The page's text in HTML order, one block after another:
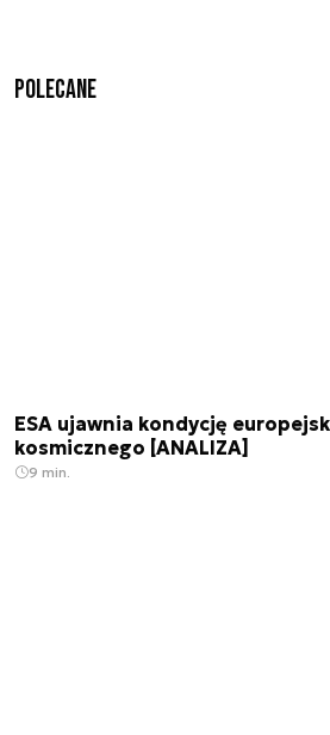
Polecane
ESA ujawnia kondycję
kosmicznego [ANALIZA]
9 min.